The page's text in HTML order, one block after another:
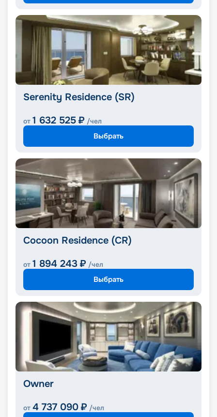
Serenity Residence (SR)
от 1 632 525 ₽ /чел
Выбрать
Cocoon Residence (CR)
от 1 894 243 ₽ /чел
Выбрать
Owner
от 4 737 090 ₽ /чел